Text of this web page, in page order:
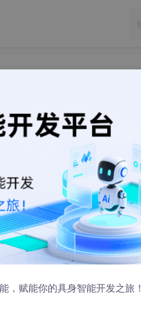
分片
，赋能你的具身智能开发之旅！